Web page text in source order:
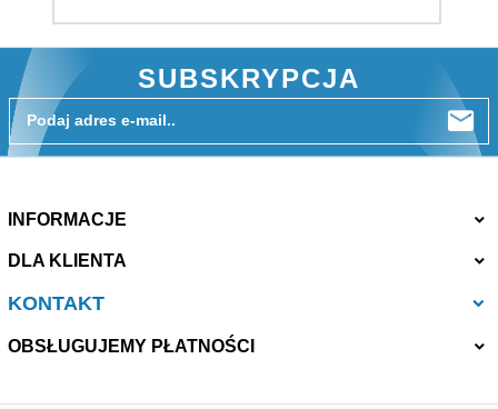
SUBSKRYPCJA
Podaj adres e-mail..
INFORMACJE
DLA KLIENTA
KONTAKT
OBSŁUGUJEMY PŁATNOŚCI